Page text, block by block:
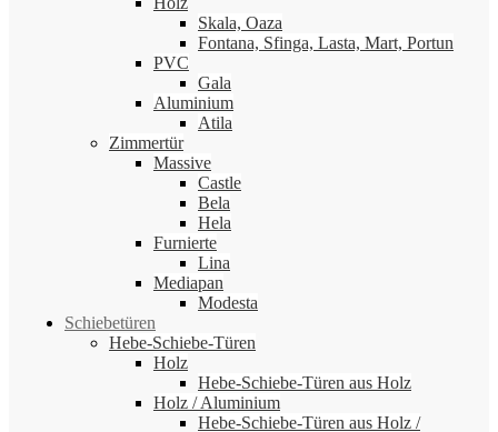
Skala, Oaza
Fontana, Sfinga, Lasta, Mart, Portun
PVC
Gala
Aluminium
Atila
Zimmertür
Massive
Castle
Bela
Hela
Furnierte
Lina
Mediapan
Modesta
Schiebetüren
Hebe-Schiebe-Türen
Holz
Hebe-Schiebe-Türen aus Holz
Holz / Aluminium
Hebe-Schiebe-Türen aus Holz /